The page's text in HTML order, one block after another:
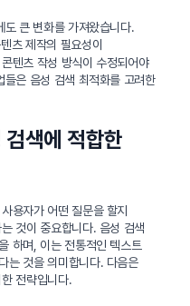
큰 변화를 가져왔습니다.
츠 제작의 필요성이
텐츠 작성 방식이 수정되어야
은 음성 검색 최적화를 고려한
색에 적합한
용자가 어떤 질문을 할지
것이 중요합니다. 음성 검색
하며, 이는 전통적인 텍스트
는 것을 의미합니다. 다음은
전략입니다.